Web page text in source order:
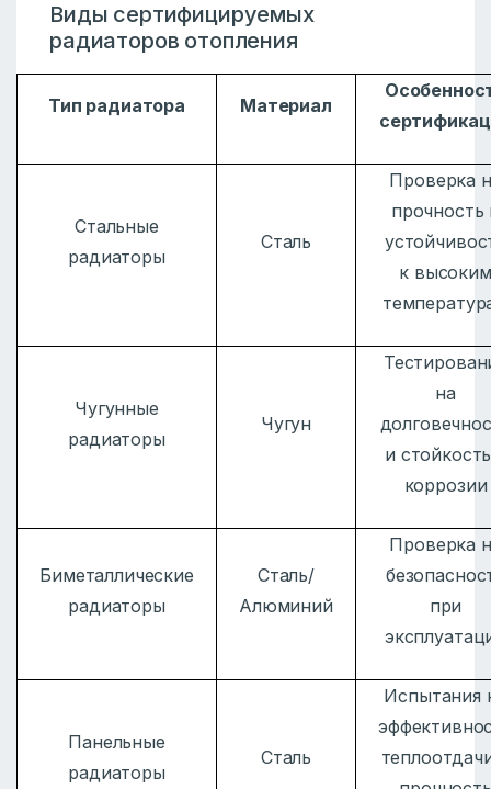
Виды сертифицируемых
радиаторов отопления
Тип радиатора Материал
Стальные
радиаторы
Сталь
Проверка
прочность
к высоким
Чугунные
радиаторы
Чугун
на
и
коррозии
Биметаллические
радиаторы
Сталь/
Алюминий
Проверка
при
Панельные
радиаторы
Сталь
Испытания